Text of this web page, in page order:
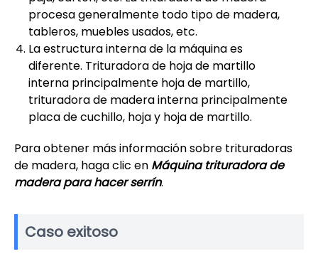
procesa generalmente todo tipo de madera,
tableros, muebles usados, etc.
La estructura interna de la máquina es
diferente. Trituradora de hoja de martillo
interna principalmente hoja de martillo,
trituradora de madera interna principalmente
placa de cuchillo, hoja y hoja de martillo.
Para obtener más información sobre trituradoras
de madera, haga clic en Máquina trituradora de
madera para hacer serrín.
Caso exitoso